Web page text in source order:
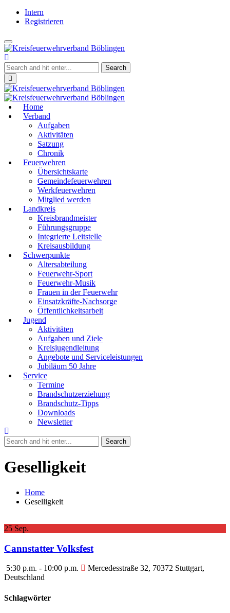
Intern
Registrieren
Toggle
navigation
Home
Verband
Aufgaben
Aktivitäten
Satzung
Chronik
Feuerwehren
Übersichtskarte
Gemeindefeuerwehren
Werkfeuerwehren
Mitglied werden
Landkreis
Kreisbrandmeister
Führungsgruppe
Integrierte Leitstelle
Kreisausbildung
Schwerpunkte
Altersabteilung
Feuerwehr-Sport
Feuerwehr-Musik
Frauen in der Feuerwehr
Einsatzkräfte-Nachsorge
Öffentlichkeitsarbeit
Jugend
Aktivitäten
Aufgaben und Ziele
Kreisjugendleitung
Angebote und Serviceleistungen
Jubiläum 50 Jahre
Service
Termine
Brandschutzerziehung
Brandschutz-Tipps
Downloads
Newsletter
Geselligkeit
Home
Geselligkeit
25 Sep.
Cannstatter Volksfest
5:30 p.m. - 10:00 p.m.
Mercedesstraße 32, 70372 Stuttgart,
Deutschland
Schlagwörter